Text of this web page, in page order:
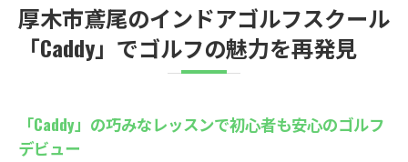
最新技術で世界中のコースを体験
ゴルフの新たな楽しみ方を共有する場
天候を気にせずゴルフを楽しめる厚木市鳶尾の
インドアゴルフスクールcaddy
厚木市鳶尾のインドアゴルフスクール
「Caddy」でゴルフの魅力を再発見
「Caddy」の巧みなレッスンで初心者も安心のゴルフ
デビュー